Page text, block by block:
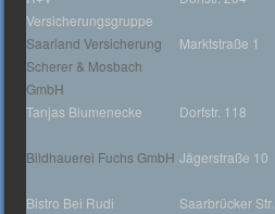
Versicherungsgruppe
Saarland Versicherung
Scherer & Mosbach
GmbH
Marktstraße 1
Tanjas Blumenecke Dorfstr. 118
Bildhauerei Fuchs GmbH Jägerstraße 10
Bistro Bei Rudi
Saarbrücker Str.